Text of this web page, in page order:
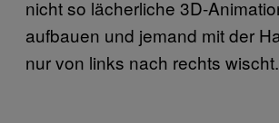
nicht so lächerliche 3D-
aufbauen und jemand mit der
nur von links nach rechts wischt.